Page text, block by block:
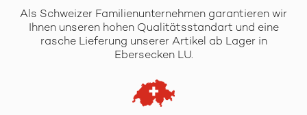
Als Schweizer Familienunternehmen garantieren wir
Ihnen unseren hohen Qualitätsstandart und eine
rasche Lieferung unserer Artikel ab Lager in
Ebersecken LU.